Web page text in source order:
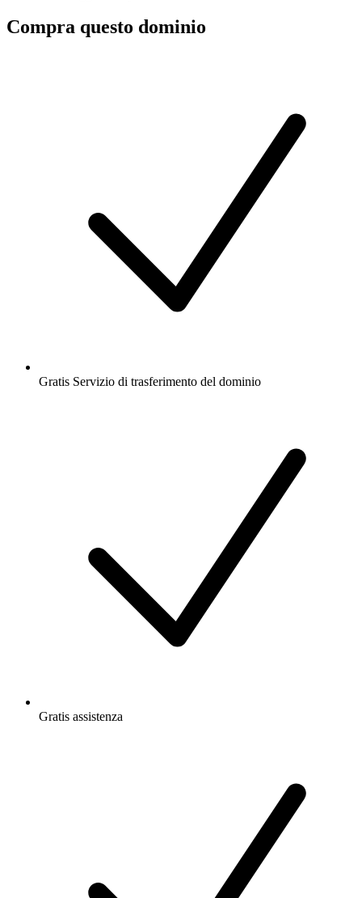
Compra questo dominio
Gratis Servizio di trasferimento del dominio
Gratis assistenza